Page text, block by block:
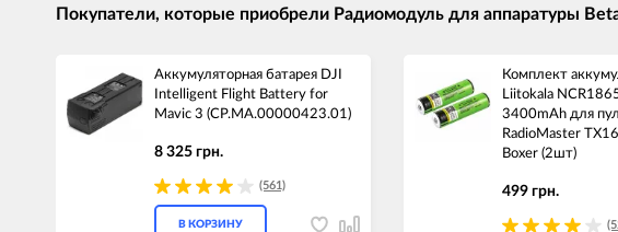
Покупатели, которые приобрели Радиомодуль для аппаратуры
Аккумуляторная батарея DJI
Intelligent Flight Battery for
Mavic 3 (CP.MA.00000423.01)
8 325 грн.
(561)
В КОРЗИНУ
Комплект
Liitokala
3400mAh для
RadioMaster
Boxer (2шт)
499 грн.